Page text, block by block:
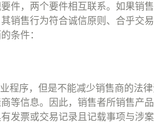
件，两个要件相互联系。如果销
销售行为符合诚信原则、合乎交
条件：
程序，但是不能减少销售商的法
等信息。因此，销售者所销售产
发票或交易记录且记载事项与涉